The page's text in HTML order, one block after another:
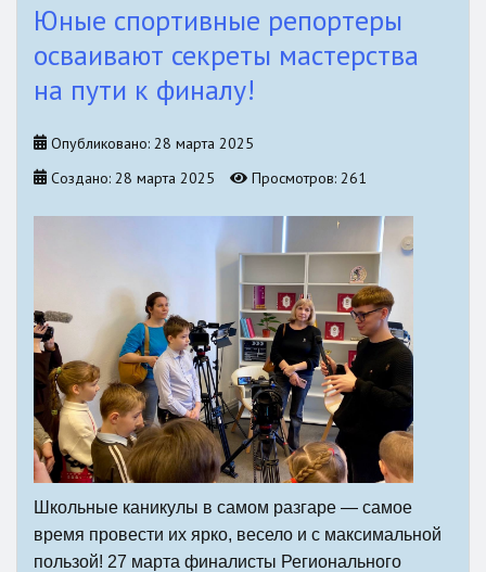
Юные спортивные репортеры
осваивают секреты мастерства
на пути к финалу!
Опубликовано: 28 марта 2025
Создано: 28 марта 2025
Просмотров: 261
Школьные каникулы в самом разгаре — самое
время провести их ярко, весело и с максимальной
пользой! 27 марта финалисты Регионального